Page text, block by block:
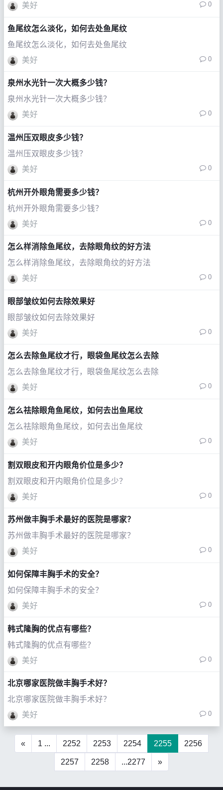
美好
0
鱼尾纹怎么淡化，如何去处鱼尾纹
鱼尾纹怎么淡化，如何去处鱼尾纹
美好
0
泉州水光针一次大概多少钱？
泉州水光针一次大概多少钱？
美好
0
温州压双眼皮多少钱？
温州压双眼皮多少钱？
美好
0
杭州开外眼角需要多少钱？
杭州开外眼角需要多少钱？
美好
0
怎么样消除鱼尾纹，去除眼角纹的好方法
怎么样消除鱼尾纹，去除眼角纹的好方法
美好
0
眼部皱纹如何去除效果好
眼部皱纹如何去除效果好
美好
0
怎么去除鱼尾纹才行，眼袋鱼尾纹怎么去除
怎么去除鱼尾纹才行，眼袋鱼尾纹怎么去除
美好
0
怎么祛除眼角鱼尾纹，如何去出鱼尾纹
怎么祛除眼角鱼尾纹，如何去出鱼尾纹
美好
0
割双眼皮和开内眼角价位是多少？
割双眼皮和开内眼角价位是多少？
美好
0
苏州做丰胸手术最好的医院是哪家？
苏州做丰胸手术最好的医院是哪家？
美好
0
如何保障丰胸手术的安全？
如何保障丰胸手术的安全？
美好
0
韩式隆胸的优点有哪些？
韩式隆胸的优点有哪些？
美好
0
北京哪家医院做丰胸手术好？
北京哪家医院做丰胸手术好？
美好
0
« 1 ... 2252 2253 2254 2255 2256
2257 2258 ...2277 »